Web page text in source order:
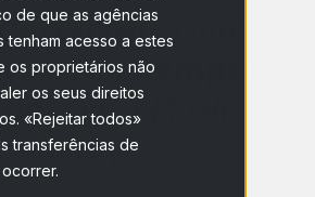
de que as agências
tenham acesso a estes
os proprietários não
os seus direitos
«Rejeitar todos»
transferências de
respostas que
emtempo
com o Flash
Survey